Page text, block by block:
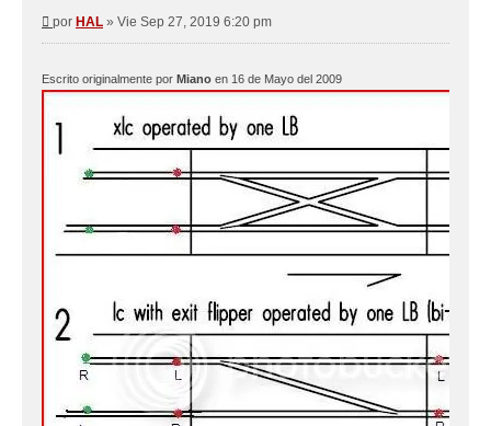
Mensaje
por HAL » Vie Sep 27, 2019 6:20 pm
Escrito originalmente por Miano en 16 de Mayo del 2009